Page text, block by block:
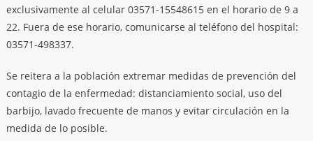
exclusivamente al celular 03571-15548615 en el horario de 9 a
22. Fuera de ese horario, comunicarse al teléfono del hospital:
03571-498337.
Se reitera a la población extremar medidas de prevención del
contagio de la enfermedad: distanciamiento social, uso del
barbijo, lavado frecuente de manos y evitar circulación en la
medida de lo posible.